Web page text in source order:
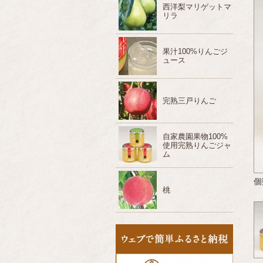
西洋梨マリゲットマ
リラ
果汁100%りんごジ
ュース
完熟三戸りんご
自家農園果物100%
使用完熟りんごジャ
ム
桃